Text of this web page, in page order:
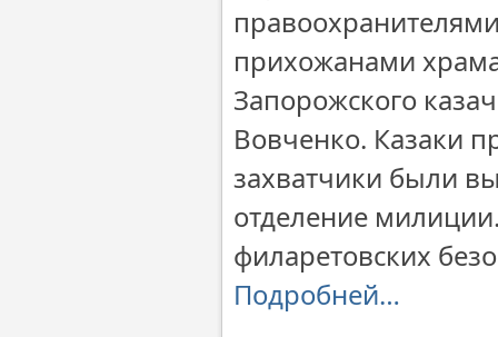
прихожанами
Запорожского
Вовченко. Казаки
захватчики были
отделение
филаретовских
Подробней…